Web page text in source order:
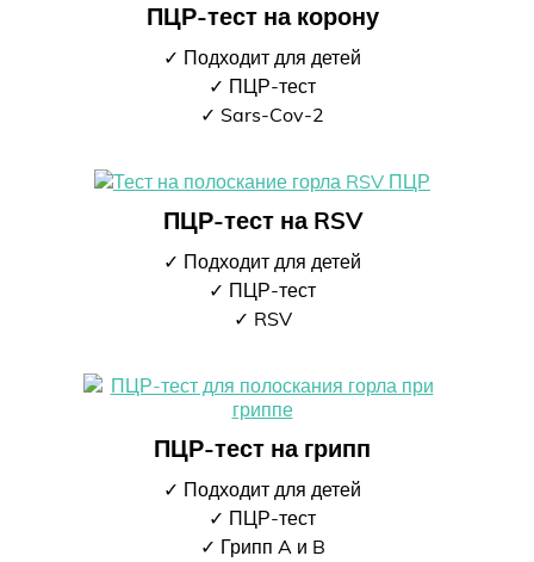
ПЦР-тест на корону
✓ Подходит для детей
✓ ПЦР-тест
✓ Sars-Cov-2
ПЦР-тест на RSV
✓ Подходит для детей
✓ ПЦР-тест
✓ RSV
ПЦР-тест на грипп
✓ Подходит для детей
✓ ПЦР-тест
✓ Грипп A и B